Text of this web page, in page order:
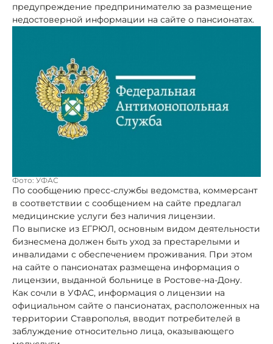
предупреждение предпринимателю за размещение
недостоверной информации на сайте о пансионатах.
Фото: УФАС
По сообщению пресс-службы ведомства, коммерсант
в соответствии с сообщением на сайте предлагал
медицинские услуги без наличия лицензии.
По выписке из ЕГРЮЛ, основным видом деятельности
бизнесмена должен быть уход за престарелыми и
инвалидами с обеспечением проживания. При этом
на сайте о пансионатах размещена информация о
лицензии, выданной больнице в Ростове-на-Дону.
Как сочли в УФАС, информация о лицензии на
официальном сайте о пансионатах, расположенных на
территории Ставрополья, вводит потребителей в
заблуждение относительно лица, оказывающего